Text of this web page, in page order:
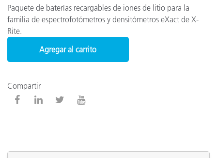
Paquete de baterías recargables de iones de litio para la
familia de espectrofotómetros y densitómetros eXact de X-
Rite.
Agregar al carrito
Compartir